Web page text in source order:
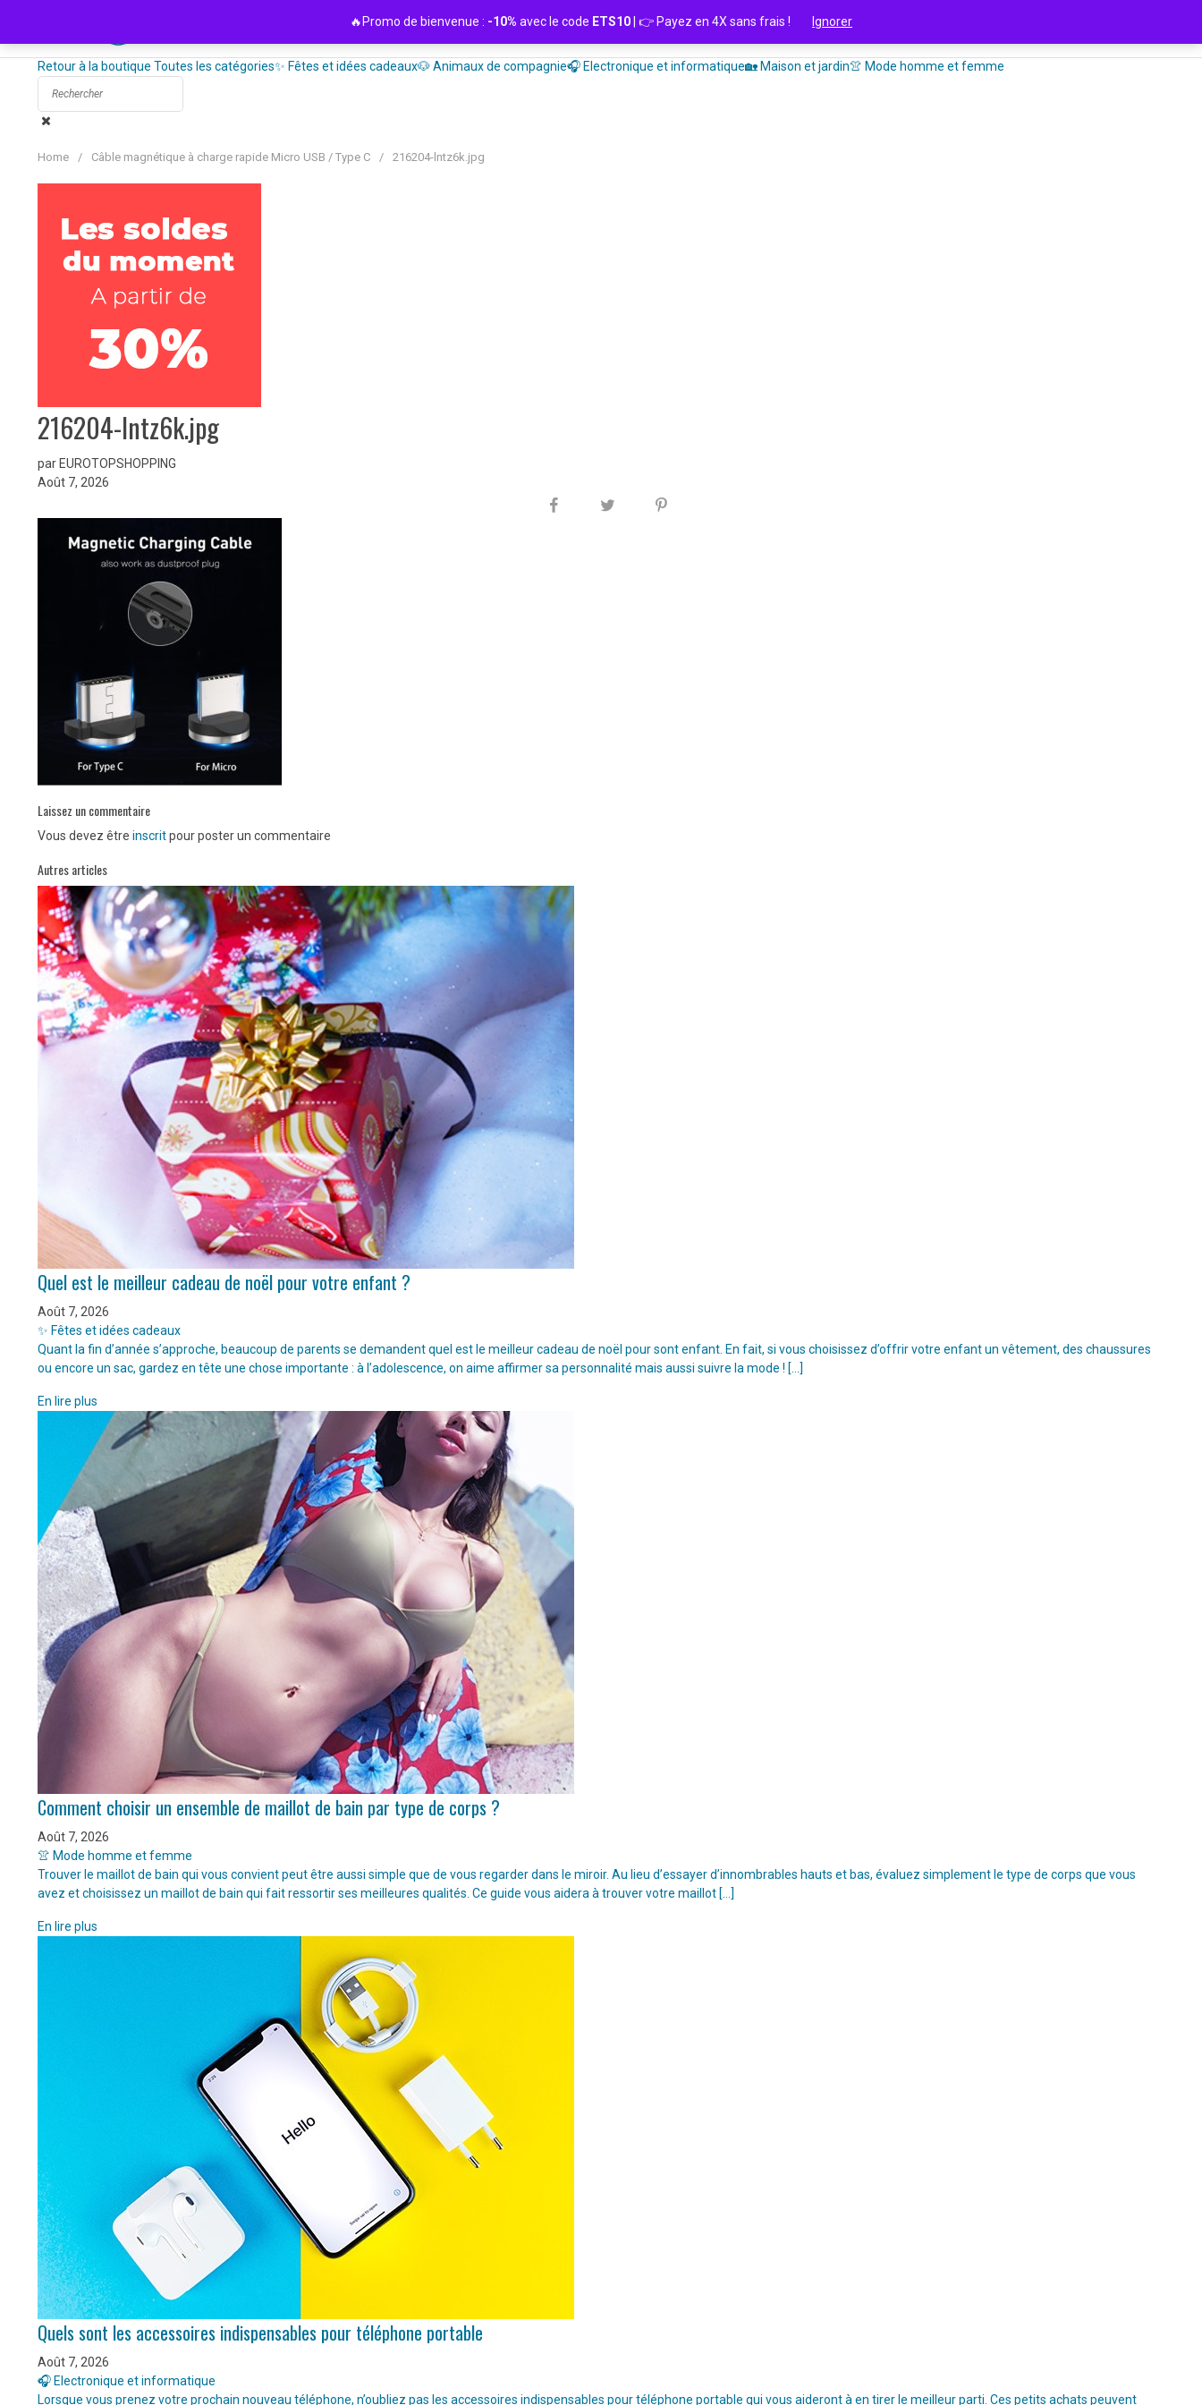
contenu
Retour à la boutique Toutes les catégories✨ Fêtes et idées cadeaux🐶 Animaux de compagnie🎧 Electronique et informatique🏡 Maison et jardin👚 Mode homme et femme
Home / Câble magnétique à charge rapide Micro USB / Type C / 216204-lntz6k.jpg
216204-lntz6k.jpg
par EUROTOPSHOPPING
Août 7, 2026
Laissez un commentaire
Vous devez être inscritpour poster un commentaire
Autres articles
Quel est le meilleur cadeau de noël pour votre enfant ?
Août 7, 2026
✨ Fêtes et idées cadeaux
Quant la fin d’année s’approche, beaucoup de parents se demandent quel est le meilleur cadeau de noël pour sont enfant. En fait, si vous choisissez d’offrir votre enfant un vêtement, des chaussures
ou encore un sac, gardez en tête une chose importante : à l’adolescence, on aime affirmer sa personnalité mais aussi suivre la mode ! […]
En lire plus
Comment choisir un ensemble de maillot de bain par type de corps ?
Août 7, 2026
👚 Mode homme et femme
Trouver le maillot de bain qui vous convient peut être aussi simple que de vous regarder dans le miroir. Au lieu d’essayer d’innombrables hauts et bas, évaluez simplement le type de corps que vous
avez et choisissez un maillot de bain qui fait ressortir ses meilleures qualités. Ce guide vous aidera à trouver votre maillot […]
En lire plus
Quels sont les accessoires indispensables pour téléphone portable
Août 7, 2026
🎧 Electronique et informatique
Lorsque vous prenez votre prochain nouveau téléphone, n’oubliez pas les accessoires indispensables pour téléphone portable qui vous aideront à en tirer le meilleur parti. Ces petits achats peuvent
🔥Promo de bienvenue : -10% avec le code ETS10 | 👉 Payez en 4X sans frais ! Ignorer